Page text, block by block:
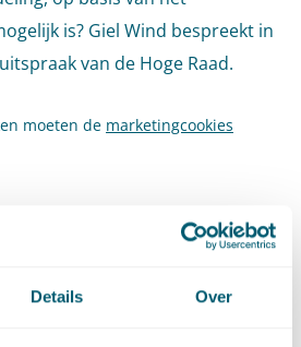
Details Over
is? Giel Wind bespreekt in
van de Hoge Raad.
moeten de marketingcookies